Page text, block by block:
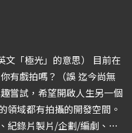
文「極光」的意思） 目前在
嗎？（誤 迄今尚無
嘗試，希望開啟人生另一個
領域都有拍攝的開發空間。
紀錄片製片/企劃/編劇、綜